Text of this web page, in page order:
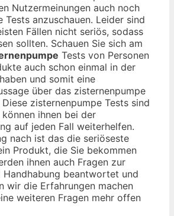
Nutzermeinungen auch noch
Tests anzuschauen. Leider sind
Fällen nicht seriös, sodass
sollten. Schauen Sie sich am
Tests von Personen
auch schon einmal in der
und somit eine
über das zisternenpumpe
zisternenpumpe Tests sind
ihnen bei der
auf jeden Fall weiterhelfen.
nach ist das die seriöseste
Produkt, die Sie bekommen
ihnen auch Fragen zur
beantwortet und
wir die Erfahrungen machen
weiteren Fragen mehr offen